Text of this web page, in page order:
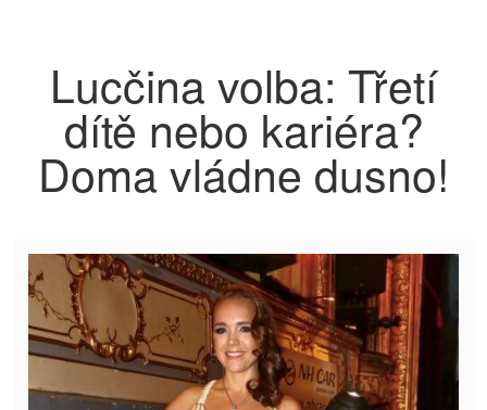
Lucčina volba: Třetí
dítě nebo kariéra?
Doma vládne dusno!